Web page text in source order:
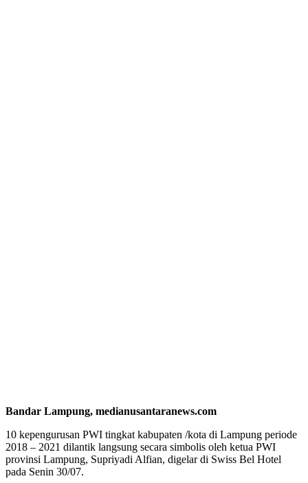
Bandar Lampung, medianusantaranews.com
10 kepengurusan PWI tingkat kabupaten /kota di Lampung periode
2018 – 2021 dilantik langsung secara simbolis oleh ketua PWI
provinsi Lampung, Supriyadi Alfian, digelar di Swiss Bel Hotel
pada Senin 30/07.